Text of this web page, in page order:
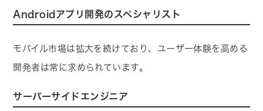
Androidアプリ開発のスペシャリスト
モバイル市場は拡大を続けており、ユーザー体験を高める
開発者は常に求められています。
サーバーサイドエンジニア